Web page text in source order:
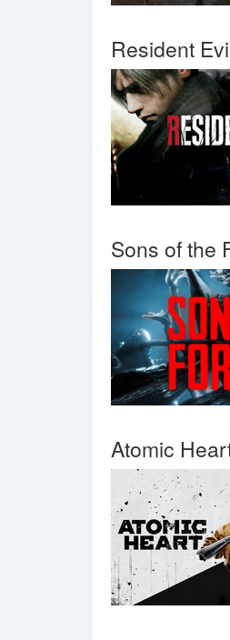
Resident
Sons of the
Atomic